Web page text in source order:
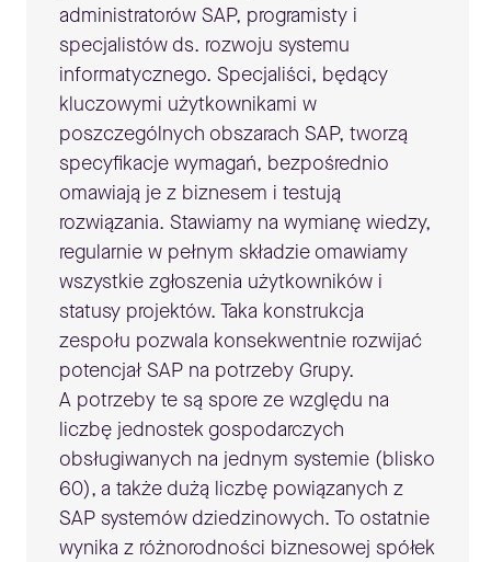
administratorów SAP, programisty i
specjalistów ds. rozwoju systemu
informatycznego. Specjaliści, będący
kluczowymi użytkownikami w
poszczególnych obszarach SAP, tworzą
specyfikacje wymagań, bezpośrednio
omawiają je z biznesem i testują
rozwiązania. Stawiamy na wymianę wiedzy,
regularnie w pełnym składzie omawiamy
wszystkie zgłoszenia użytkowników i
statusy projektów. Taka konstrukcja
zespołu pozwala konsekwentnie rozwijać
potencjał SAP na potrzeby Grupy.
A potrzeby te są spore ze względu na
liczbę jednostek gospodarczych
obsługiwanych na jednym systemie (blisko
60), a także dużą liczbę powiązanych z
SAP systemów dziedzinowych. To ostatnie
wynika z różnorodności biznesowej spółek